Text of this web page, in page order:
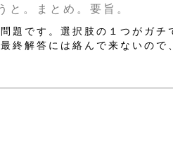
と。まとめ。要旨。
題です。選択肢の１つがガチ
終解答には絡んで来ないので